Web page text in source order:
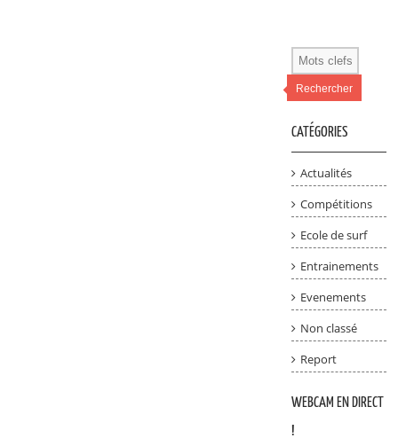
Rechercher
CATÉGORIES
Actualités
Compétitions
Ecole de surf
Entrainements
Evenements
Non classé
Report
WEBCAM EN DIRECT
!